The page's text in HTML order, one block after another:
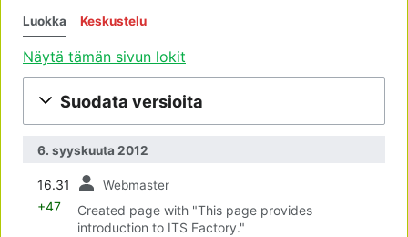
Luokka Keskustelu
Näytä tämän sivun lokit
Suodata versioita
6. syyskuuta 2012
16.31 Webmaster
+47
Created page with "This page provides
introduction to ITS Factory."